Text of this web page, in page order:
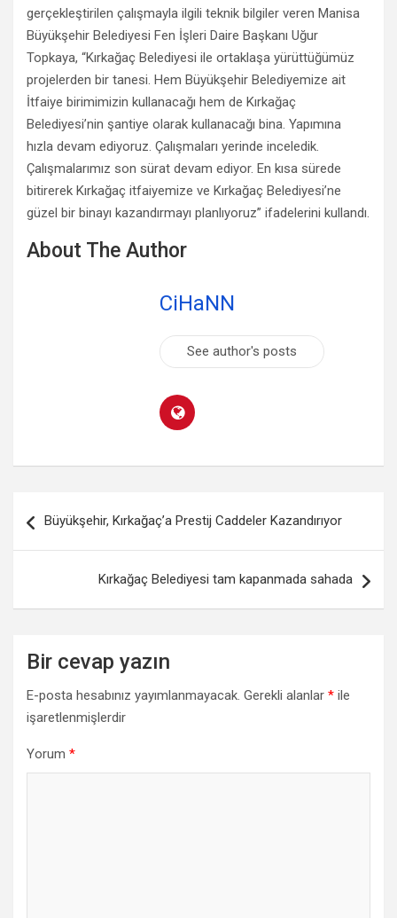
gerçekleştirilen çalışmayla ilgili teknik bilgiler veren Manisa
Büyükşehir Belediyesi Fen İşleri Daire Başkanı Uğur
Topkaya, “Kırkağaç Belediyesi ile ortaklaşa yürüttüğümüz
projelerden bir tanesi. Hem Büyükşehir Belediyemize ait
İtfaiye birimimizin kullanacağı hem de Kırkağaç
Belediyesi’nin şantiye olarak kullanacağı bina. Yapımına
hızla devam ediyoruz. Çalışmaları yerinde inceledik.
Çalışmalarımız son sürat devam ediyor. En kısa sürede
bitirerek Kırkağaç itfaiyemize ve Kırkağaç Belediyesi’ne
güzel bir binayı kazandırmayı planlıyoruz” ifadelerini kullandı.
About The Author
CiHaNN
See author's posts
dolaşımı
Büyükşehir, Kırkağaç’a Prestij Caddeler Kazandırıyor
Kırkağaç Belediyesi tam kapanmada sahada
Bir cevap yazın
E-posta hesabınız yayımlanmayacak. Gerekli alanlar * ile
işaretlenmişlerdir
Yorum *